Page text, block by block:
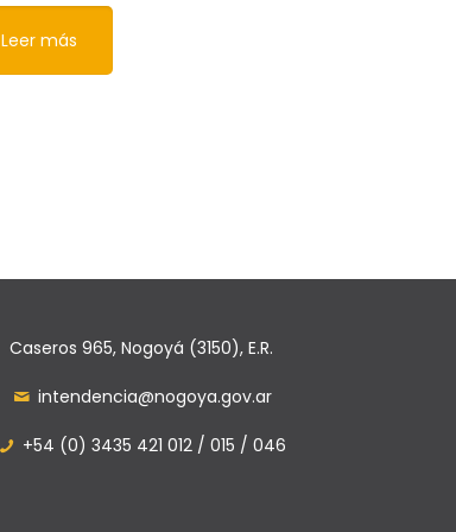
Leer más
Caseros 965, Nogoyá (3150), E.R.
intendencia@nogoya.gov.ar
+54 (0) 3435 421 012 / 015 / 046